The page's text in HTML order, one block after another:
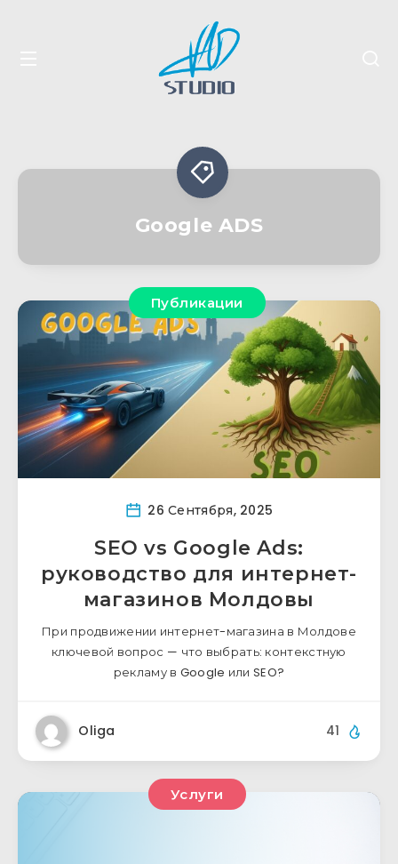
Google ADS
Публикации
26 Сентября, 2025
SEO vs Google Ads:
руководство для интернет-
магазинов Молдовы
При продвижении интернет-магазина в Молдове
ключевой вопрос — что выбрать: контекстную
рекламу в Google или SEO?
Oliga 41
Услуги